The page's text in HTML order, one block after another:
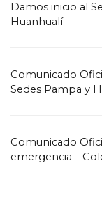
Damos inicio al
Huanhualí
Comunicado
Sedes Pampa y
Comunicado
emergencia –